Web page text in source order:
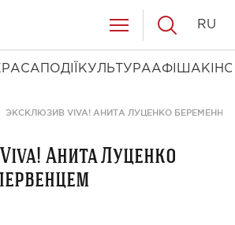
ПОДІЇ КУЛЬТУРААФІША КІНО
RU
ЭКСКЛЮЗИВ VIVA! АНИТА ЛУЦЕНКО БЕРЕМЕННА
Анита Луценко